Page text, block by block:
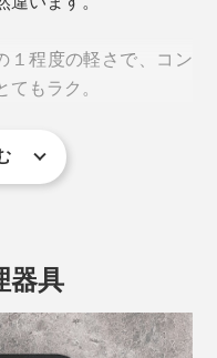
からじわじわ熱を伝え
がちになるそう。
クロワッサンもとびき
１程度の軽さで、コン
もラク。
コンパクトで、場所を
器具